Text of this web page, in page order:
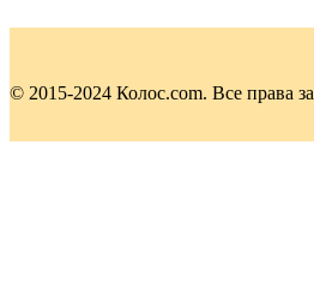
© 2015-2024 Колос.com. Все права